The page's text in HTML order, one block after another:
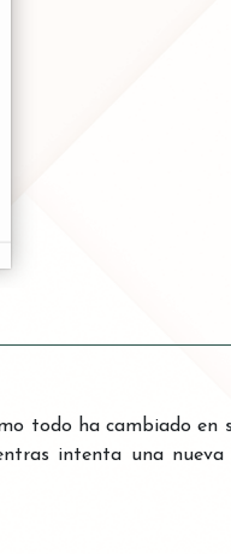
todo ha cambiado en
intenta una